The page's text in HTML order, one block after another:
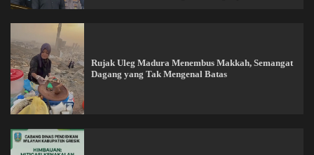
Rujak Uleg Madura Menembus Makkah, Semangat
Dagang yang Tak Mengenal Batas